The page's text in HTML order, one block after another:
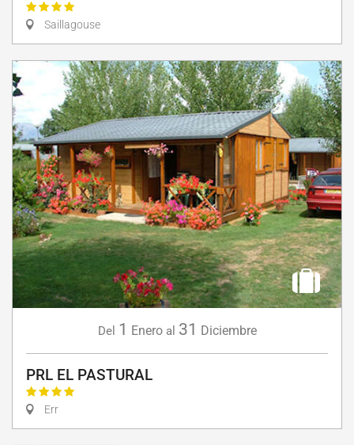
Saillagouse
Del 1 Enero al 31 Diciembre
PRL EL PASTURAL
Err